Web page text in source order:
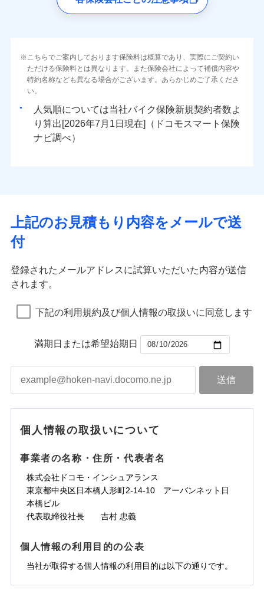
こちらでご案内しております保険料は概算であり、実際にご契約い
ただける保険料とは異なります。また保険会社によって補償内容や
特約名称なども異なる場合がございます。あらかじめご了承くださ
い。
人気順については当社
新規契約者数よ
り算出[
年 月
日現在]（ドコモスマート保険
ナビ調べ）
上記のお見積もり内容をメールで送
付
登録されたメールアドレスに試算いただいた内容が送信
されます。
下記の利用規約及び個人情報の取扱いに同意します
満期日または希望始期日
個人情報の取扱いについて
事業者の名称・住所・代表者名
株式会社ドコモ・インシュアランス
東京都中央区日本橋人形町2-14-10 アーバンネット日
本橋ビル
代表取締役社長 吉村 忠義
個人情報の利用目的の公表
当社が取得する個人情報の利用目的は以下の通りです。